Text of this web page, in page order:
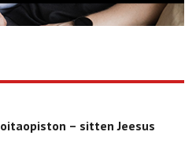
– sitten Jeesus